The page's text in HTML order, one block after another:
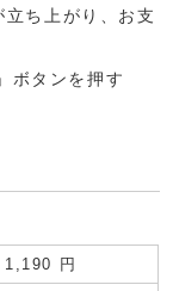
ち上がり、お支
ボタンを押す
1,190 円